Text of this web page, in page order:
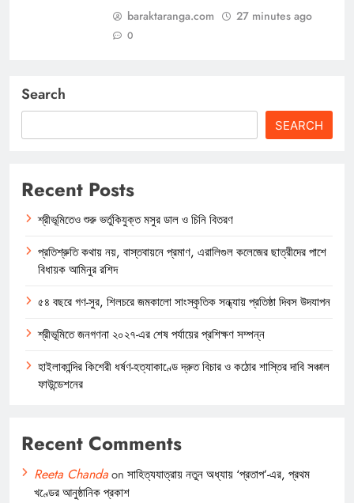
baraktaranga.com 27 minutes ago
0
Search
SEARCH
Recent Posts
শ্রীভূমিতেও শুরু ভর্তুকিযুক্ত মসুর ডাল ও চিনি বিতরণ
প্রতিশ্রুতি কথায় নয়, বাস্তবায়নে প্রমাণ, এরালিগুল কলেজের ছাত্রীদের পাশে
বিধায়ক আমিনুর রশিদ
৫৪ বছরে গণ-সুর, শিলচরে জমকালো সাংস্কৃতিক সন্ধ্যায় প্রতিষ্ঠা দিবস উদযাপন
শ্রীভূমিতে জনগণনা ২০২৭-এর শেষ পর্যায়ের প্রশিক্ষণ সম্পন্ন
হাইলাকান্দির কিশেরী ধর্ষণ-হত্যাকাণ্ডে দ্রুত বিচার ও কঠোর শাস্তির দাবি সঞ্চাল
ফাউন্ডেশনের
Recent Comments
Reeta Chandaon সাহিত্যযাত্রায় নতুন অধ্যায় ‘প্রতাপ’-এর, প্রথম
খণ্ডের আনুষ্ঠানিক প্রকাশ